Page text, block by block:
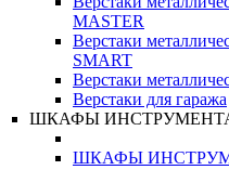
MASTER
Верстаки
SMART
Верстаки
Верстаки для гаража
ШКАФЫ
ШКАФЫ